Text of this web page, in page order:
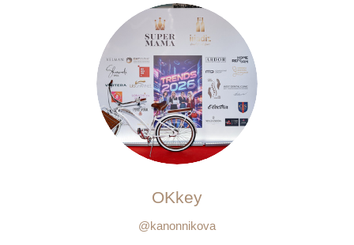
OKkey
@kanonnikova